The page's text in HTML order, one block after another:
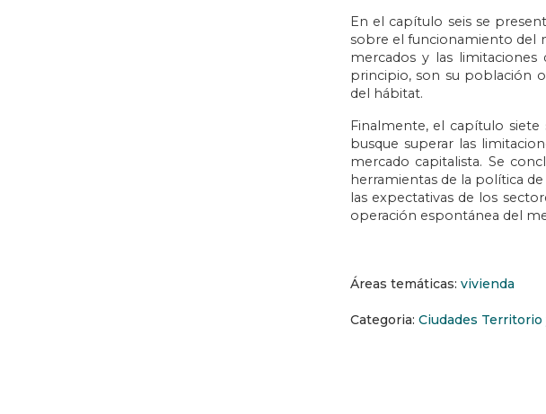
En el capítulo seis se
sobre el funcionamiento del
mercados y las
principio, son su población
del hábitat.
Finalmente, el capítulo
busque superar las
mercado capitalista. Se
herramientas de la política
las expectativas de los
operación espontánea del
Áreas temáticas: vivienda
Categoria: Ciudades Territorio